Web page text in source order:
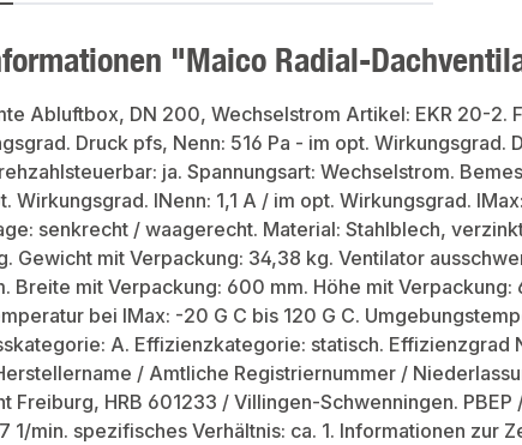
"Maico Radial-
Abluftbox, DN 200, Wechselstrom Artikel: EKR 20-
Druck pfs, Nenn: 516 Pa - im opt.
ja. Spannungsart: Wechselstrom.
Wirkungsgrad. INenn: 1,1 A / im opt. Wirkungsgrad.
senkrecht / waagerecht. Material: Stahlblech,
Gewicht mit Verpackung: 34,38 kg. Ventilator
Breite mit Verpackung: 600 mm. Höhe mit
bei IMax: -20 G C bis 120 G C.
A. Effizienzkategorie: statisch. Effizienzgrad
/ Amtliche Registriernummer /
Freiburg, HRB 601233 / Villingen-Schwenningen.
1/min. spezifisches Verhältnis: ca. 1. Informationen zur